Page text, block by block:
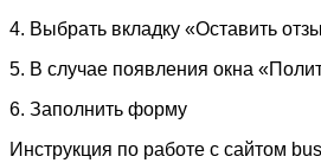
4. Выбрать вкладку «Оставить
5. В случае появления окна
6. Заполнить форму
Инструкция по работе с сайтом